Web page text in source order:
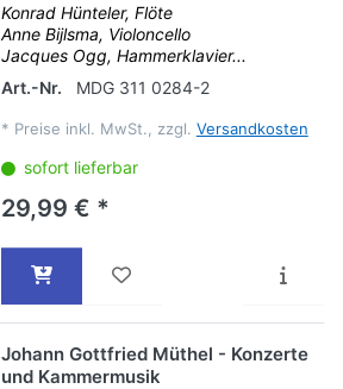
Konrad Hünteler, Flöte
Anne Bijlsma, Violoncello
Jacques Ogg, Hammerklavier...
Art.-Nr.
MDG 311 0284-2
* Preise inkl. MwSt., zzgl. Versandkosten
sofort lieferbar
29,99 € *
Johann Gottfried Müthel - Konzerte
und Kammermusik